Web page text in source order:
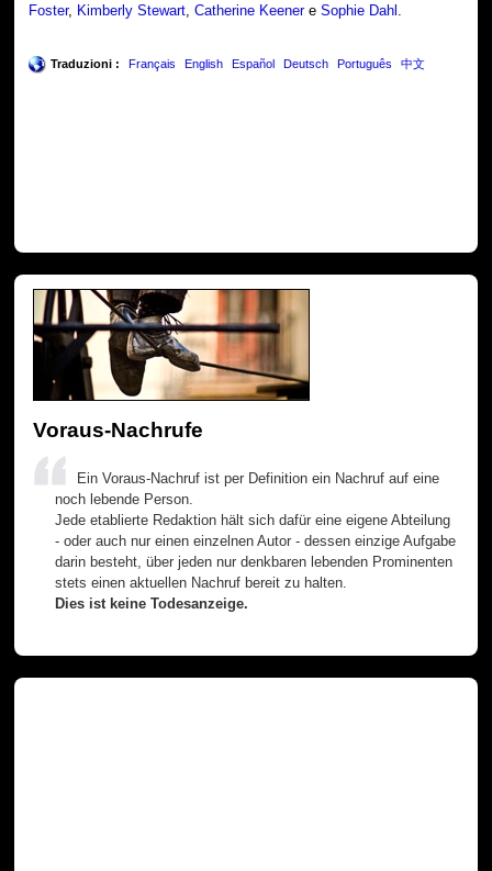
Foster, Kimberly Stewart,Catherine KeenereSophie Dahl .
Traduzioni : Français English Español Deutsch Português 中文
Voraus-Nachrufe
Ein Voraus-Nachruf ist per Definition ein Nachruf auf eine
noch lebende Person.
Jede etablierte Redaktion hält sich dafür eine eigene Abteilung
- oder auch nur einen einzelnen Autor - dessen einzige Aufgabe
darin besteht, über jeden nur denkbaren lebenden Prominenten
stets einen aktuellen Nachruf bereit zu halten.
Dies ist keine Todesanzeige.